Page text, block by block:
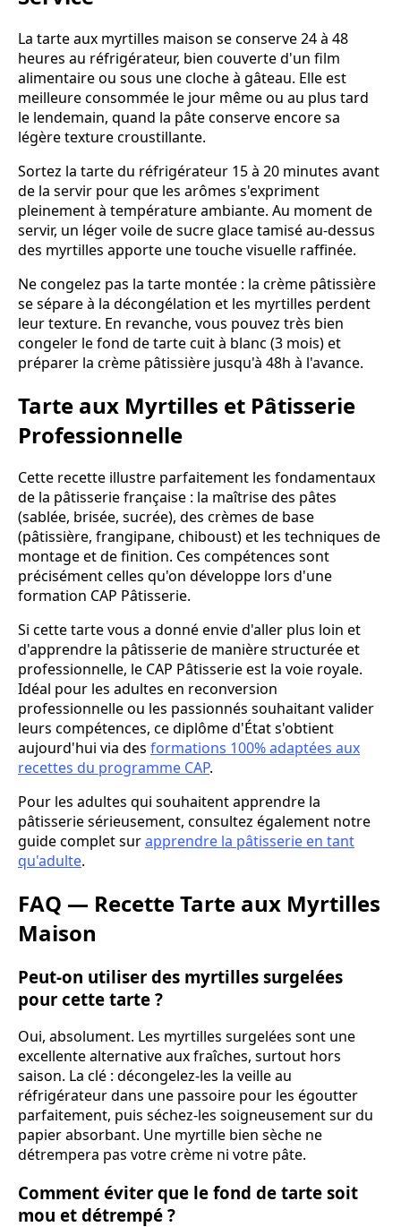
La tarte aux myrtilles maison se conserve 24 à 48
heures au réfrigérateur, bien couverte d'un film
alimentaire ou sous une cloche à gâteau. Elle est
meilleure consommée le jour même ou au plus tard
le lendemain, quand la pâte conserve encore sa
légère texture croustillante.
Sortez la tarte du réfrigérateur 15 à 20 minutes avant
de la servir pour que les arômes s'expriment
pleinement à température ambiante. Au moment de
servir, un léger voile de sucre glace tamisé au-dessus
des myrtilles apporte une touche visuelle raffinée.
Ne congelez pas la tarte montée : la crème pâtissière
se sépare à la décongélation et les myrtilles perdent
leur texture. En revanche, vous pouvez très bien
congeler le fond de tarte cuit à blanc (3 mois) et
préparer la crème pâtissière jusqu'à 48h à l'avance.
Tarte aux Myrtilles et Pâtisserie
Professionnelle
Cette recette illustre parfaitement les fondamentaux
de la pâtisserie française : la maîtrise des pâtes
(sablée, brisée, sucrée), des crèmes de base
(pâtissière, frangipane, chiboust) et les techniques de
montage et de finition. Ces compétences sont
précisément celles qu'on développe lors d'une
formation CAP Pâtisserie.
Si cette tarte vous a donné envie d'aller plus loin et
d'apprendre la pâtisserie de manière structurée et
professionnelle, le CAP Pâtisserie est la voie royale.
Idéal pour les adultes en reconversion
professionnelle ou les passionnés souhaitant valider
leurs compétences, ce diplôme d'État s'obtient
aujourd'hui via des formations 100% adaptées aux
recettes du programme CAP.
Pour les adultes qui souhaitent apprendre la
pâtisserie sérieusement, consultez également notre
guide complet surapprendre la pâtisserie en tant
qu'adulte.
FAQ — Recette Tarte aux Myrtilles
Maison
Peut-on utiliser des myrtilles surgelées
pour cette tarte ?
Oui, absolument. Les myrtilles surgelées sont une
excellente alternative aux fraîches, surtout hors
saison. La clé : décongelez-les la veille au
réfrigérateur dans une passoire pour les égoutter
parfaitement, puis séchez-les soigneusement sur du
papier absorbant. Une myrtille bien sèche ne
détrempera pas votre crème ni votre pâte.
Comment éviter que le fond de tarte soit
mou et détrempé ?